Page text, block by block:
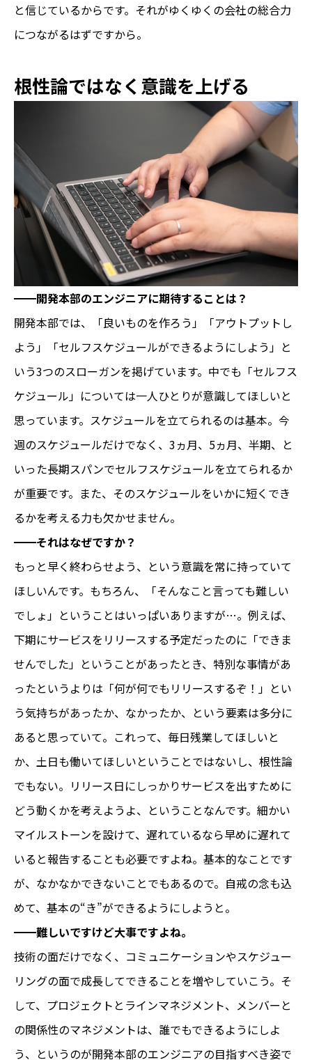
と信じているからです。それがゆくゆくの会社の総合力
につながるはずですから。
根性論ではなく意識を上げる
━━開発本部のエンジニアに期待することは？
開発本部では、「良いものを作ろう」「アウトプットし
よう」「セルフスケジュールができるようにしよう」と
いう3つのスローガンを掲げています。中でも「セルフス
ケジュール」については一人ひとりが意識してほしいと
思っています。スケジュールを立てられるのは基本。今
週のスケジュールだけでなく、3ヵ月、5ヵ月、半期、と
いった長期スパンでセルフスケジュールを立てられるか
が重要です。また、そのスケジュールをいかに短くでき
るかを考える力も欠かせません。
━━それはなぜですか？
もっと早く終わらせよう、という意識を常に持っていて
ほしいんです。もちろん、「そんなこと言っても難しい
でしょ」ということはいっぱいありますが…。例えば、
下期にサービスをリリースする予定だったのに「できま
せんでした」ということがあったとき、特別な事情があ
ったというよりは「何が何でもリリースするぞ！」とい
う気持ちがあったか、なかったか、という要素は多分に
あると思っていて。これって、毎日残業してほしいと
か、土日も働いてほしいということではないし、根性論
でもない。リリース日にしっかりサービスを出すために
どう動くかを考えようよ、ということなんです。細かい
マイルストーンを設けて、遅れているなら早めに遅れて
いると報告することも必要ですよね。基本的なことです
が、なかなかできないことでもあるので。自戒の念も込
めて、基本の“き”ができるようにしようと。
━━難しいですけど大事ですよね。
技術の面だけでなく、コミュニケーションやスケジュー
リングの面で成長してできることを増やしていこう。そ
して、プロジェクトとラインマネジメント、メンバーと
の関係性のマネジメントは、誰でもできるようにしよ
う、というのが開発本部のエンジニアの目指すべき姿で